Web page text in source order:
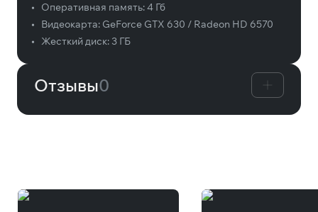
•
Оперативная память:4 Гб
•
Видеокарта: GeForce GTX 630 / Radeon HD 6570
•
Жесткий диск: 3 ГБ
Отзывы0